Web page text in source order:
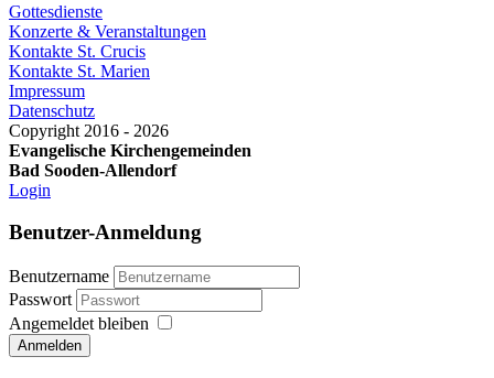
Gottesdienste
Konzerte & Veranstaltungen
Kontakte St. Crucis
Kontakte St. Marien
Impressum
Datenschutz
Copyright 2016 - 2026
Evangelische Kirchengemeinden
Bad Sooden-Allendorf
Login
Benutzer-Anmeldung
Benutzername
Passwort
Angemeldet bleiben
Anmelden